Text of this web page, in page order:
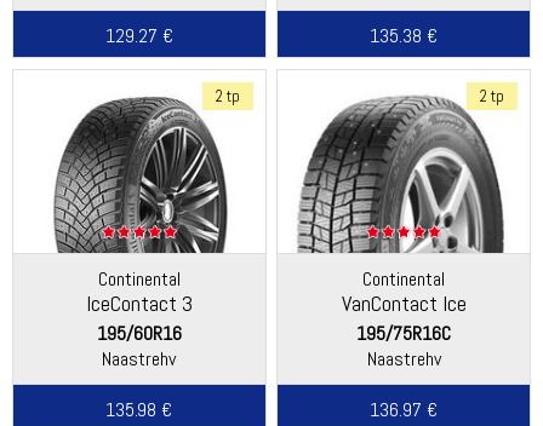
129.27 €
135.38 €
2 tp
Continental
IceContact 3
195/60R16
Naastrehv
135.98 €
2 tp
Continental
VanContact Ice
195/75R16C
Naastrehv
136.97 €